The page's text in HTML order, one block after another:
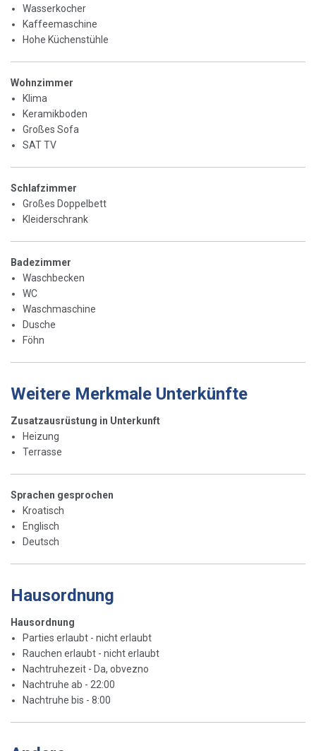
Wasserkocher
Kaffeemaschine
Hohe Küchenstühle
Wohnzimmer
Klima
Keramikboden
Großes Sofa
SAT TV
Schlafzimmer
Großes Doppelbett
Kleiderschrank
Badezimmer
Waschbecken
WC
Waschmaschine
Dusche
Föhn
Weitere Merkmale Unterkünfte
Zusatzausrüstung in Unterkunft
Heizung
Terrasse
Sprachen gesprochen
Kroatisch
Englisch
Deutsch
Hausordnung
Hausordnung
Parties erlaubt - nicht erlaubt
Rauchen erlaubt - nicht erlaubt
Nachtruhezeit - Da, obvezno
Nachtruhe ab - 22:00
Nachtruhe bis - 8:00